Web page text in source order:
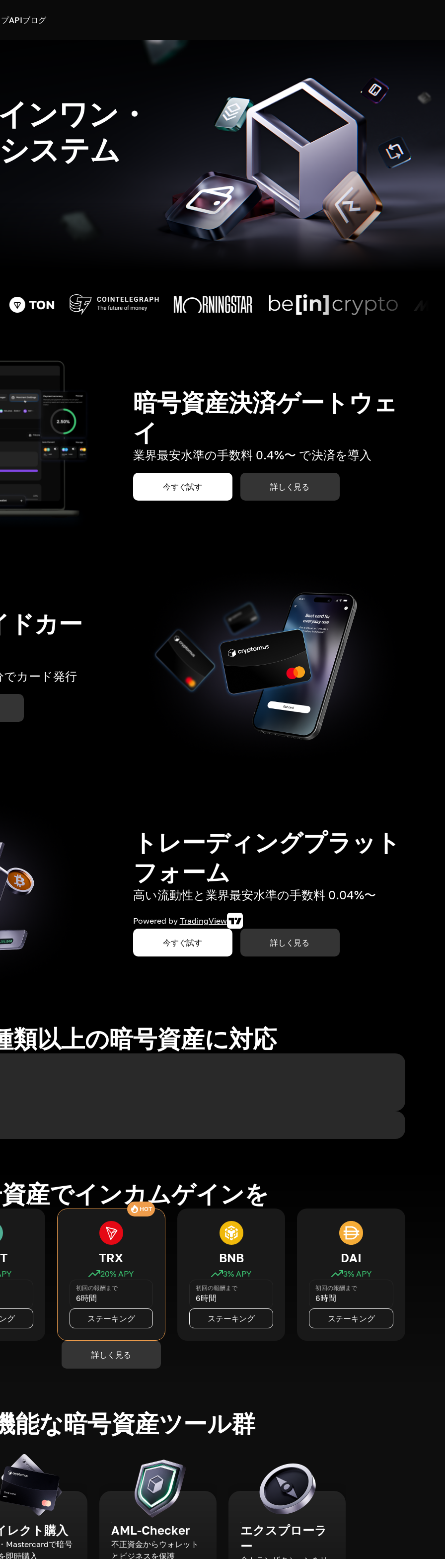
APIブログ
ンワン・
ステム
暗号資産決済ゲートウェ
イ
業界最安水準の手数料 0.4%〜 で決済を導入
今すぐ試す 詳しく見る
ドカー
でカード発行
トレーディングプラット
フォーム
高い流動性と業界最安水準の手数料 0.04%〜
Powered by TradingView
今すぐ試す 詳しく見る
類以上の暗号資産に対応
産でインカムゲインを
グ
HOT
TRX
20% APY
初回の報酬まで
6時間
ステーキング
BNB
3% APY
初回の報酬まで
6時間
ステーキング
DAI
3% APY
初回の報酬まで
6時間
ステーキング
詳しく見る
能な暗号資産ツール群
レクト購入
Mastercardで暗号
即時購入
AML-Checker
不正資金からウォレット
とビジネスを保護
エクスプローラ
ー